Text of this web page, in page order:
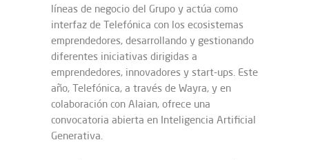
líneas de negocio del Grupo y actúa como
interfaz de Telefónica con los ecosistemas
emprendedores, desarrollando y gestionando
diferentes iniciativas dirigidas a
emprendedores, innovadores y start-ups. Este
año, Telefónica, a través de Wayra, y en
colaboración con Alaian, ofrece una
convocatoria abierta en Inteligencia Artificial
Generativa.